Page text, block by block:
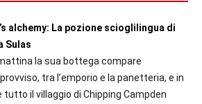
alchemy: La pozione scioglilingua di
Sulas
la sua bottega compare
tra l’emporio e la panetteria, e in
tutto il villaggio di Chipping Campden